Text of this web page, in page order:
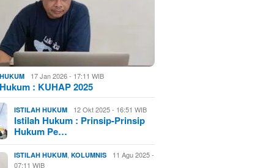
17 Jan 2026 - 17:11 WIB
: KUHAP 2025
ISTILAH HUKUM 12 Okt 2025 - 16:51 WIB
Istilah Hukum : Prinsip-Prinsip
Hukum Pe…
ISTILAH HUKUM ,KOLUMNIS
11 Agu 2025 -
07:11 WIB